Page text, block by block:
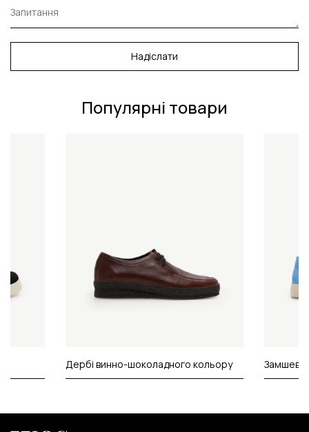
Надіслати
Популярні товари
Дербі винно-шоколадного кольору Замшеві